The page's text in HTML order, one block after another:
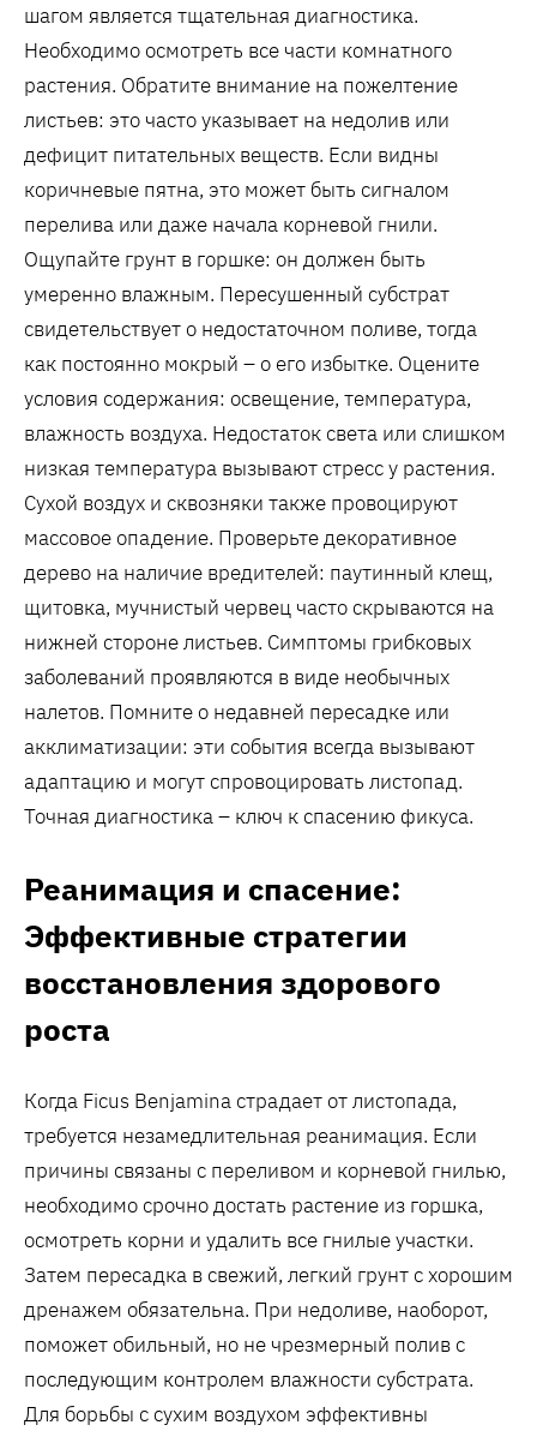
шагом является тщательная диагностика.
Необходимо осмотреть все части комнатного
растения. Обратите внимание на пожелтение
листьев: это часто указывает на недолив или
дефицит питательных веществ. Если видны
коричневые пятна, это может быть сигналом
перелива или даже начала корневой гнили.
Ощупайте грунт в горшке: он должен быть
умеренно влажным. Пересушенный субстрат
свидетельствует о недостаточном поливе, тогда
как постоянно мокрый – о его избытке. Оцените
условия содержания: освещение, температура,
влажность воздуха. Недостаток света или слишком
низкая температура вызывают стресс у растения.
Сухой воздух и сквозняки также провоцируют
массовое опадение. Проверьте декоративное
дерево на наличие вредителей: паутинный клещ,
щитовка, мучнистый червец часто скрываются на
нижней стороне листьев. Симптомы грибковых
заболеваний проявляются в виде необычных
налетов. Помните о недавней пересадке или
акклиматизации: эти события всегда вызывают
адаптацию и могут спровоцировать листопад.
Точная диагностика – ключ к спасению фикуса.
Реанимация и спасение:
Эффективные стратегии
восстановления здорового
роста
Когда Ficus Benjamina страдает от листопада,
требуется незамедлительная реанимация. Если
причины связаны с переливом и корневой гнилью,
необходимо срочно достать растение из горшка,
осмотреть корни и удалить все гнилые участки.
Затем пересадка в свежий, легкий грунт с хорошим
дренажем обязательна. При недоливе, наоборот,
поможет обильный, но не чрезмерный полив с
последующим контролем влажности субстрата.
Для борьбы с сухим воздухом эффективны